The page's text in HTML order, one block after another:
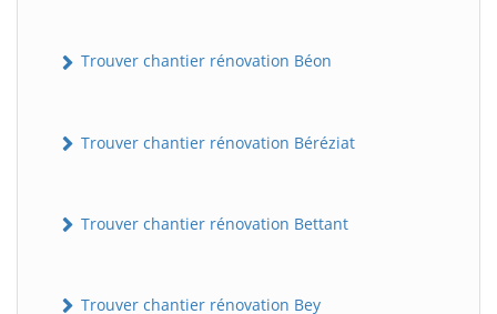
Trouver chantier rénovation Béon
Trouver chantier rénovation Béréziat
Trouver chantier rénovation Bettant
Trouver chantier rénovation Bey